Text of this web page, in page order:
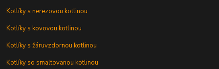
Kotlíky s nerezovou kotlinou
Kotlíky s kovovou kotlinou
Kotlíky s žáruvzdornou kotlinou
Kotlíky so smaltovanou kotlinou